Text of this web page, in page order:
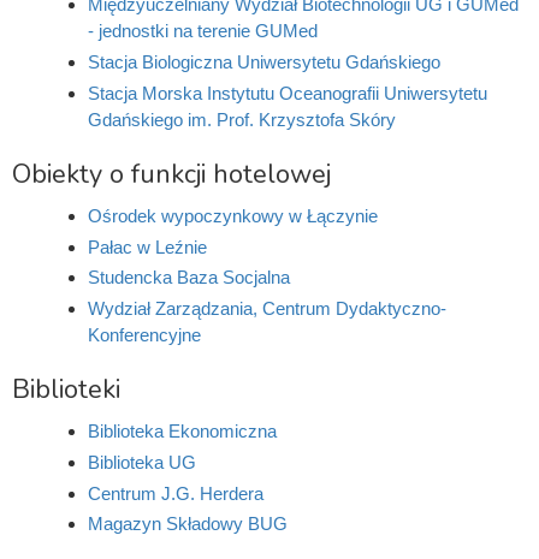
Międzyuczelniany Wydział Biotechnologii UG i GUMed
- jednostki na terenie GUMed
Stacja Biologiczna Uniwersytetu Gdańskiego
Stacja Morska Instytutu Oceanografii Uniwersytetu
Gdańskiego im. Prof. Krzysztofa Skóry
Obiekty o funkcji hotelowej
Ośrodek wypoczynkowy w Łączynie
Pałac w Leźnie
Studencka Baza Socjalna
Wydział Zarządzania, Centrum Dydaktyczno-
Konferencyjne
Biblioteki
Biblioteka Ekonomiczna
Biblioteka UG
Centrum J.G. Herdera
Magazyn Składowy BUG